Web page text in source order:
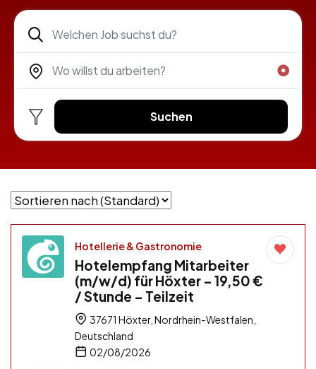
Suchen
Hotellerie & Gastronomie
Hotelempfang Mitarbeiter
(m/w/d) für Höxter – 19,50 €
/ Stunde – Teilzeit
37671 Höxter, Nordrhein-Westfalen,
Deutschland
02/08/2026